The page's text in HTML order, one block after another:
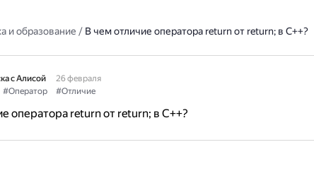
и образование / В чем отличие оператора return от return; в C++?
с Алисой
26 февраля
#Оператор #Отличие
оператора return от return; в C++?